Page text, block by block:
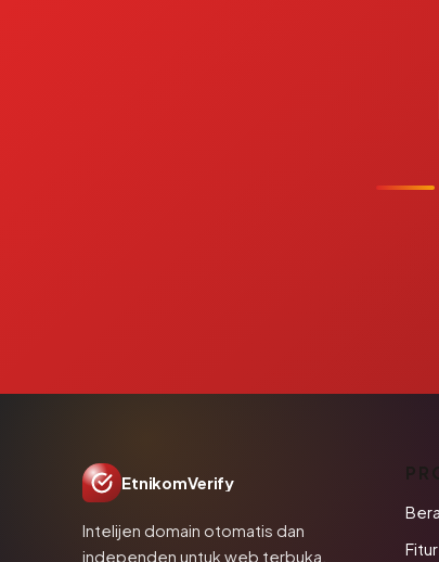
EtnikomVerify
Intelijen domain otomatis dan
independen untuk web terbuka.
Fitur